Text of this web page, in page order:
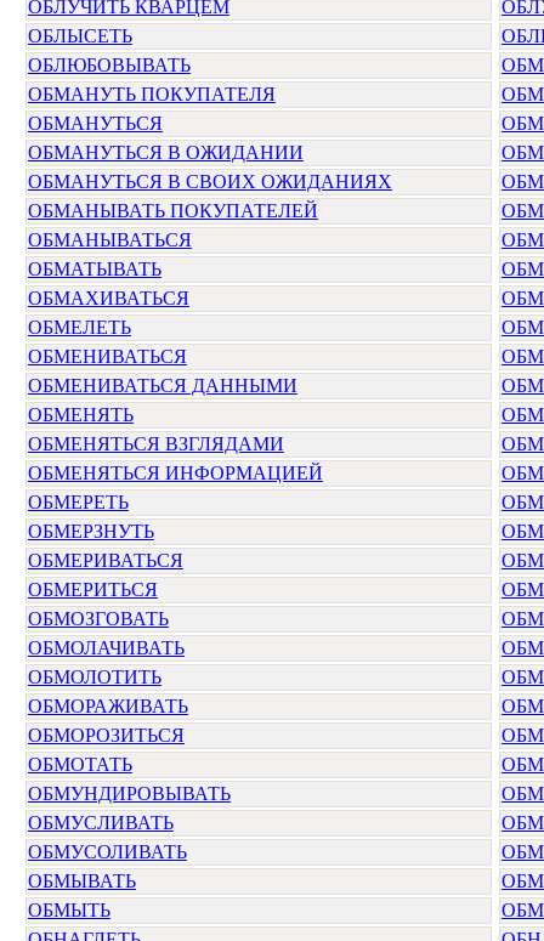
ОБЛУЧИТЬ КВАРЦЕМ
ОБЛЫСЕТЬ
ОБЛЮБОВЫВАТЬ
ОБМАНУТЬ ПОКУПАТЕЛЯ
ОБМАНУТЬСЯ
ОБМАНУТЬСЯ В ОЖИДАНИИ
ОБМАНУТЬСЯ В СВОИХ ОЖИДАНИЯХ
ОБМАНЫВАТЬ ПОКУПАТЕЛЕЙ
ОБМАНЫВАТЬСЯ
ОБМАТЫВАТЬ
ОБМАХИВАТЬСЯ
ОБМЕЛЕТЬ
ОБМЕНИВАТЬСЯ
ОБМЕНИВАТЬСЯ ДАННЫМИ
ОБМЕНЯТЬ
ОБМЕНЯТЬСЯ ВЗГЛЯДАМИ
ОБМЕНЯТЬСЯ ИНФОРМАЦИЕЙ
ОБМЕРЕТЬ
ОБМЕРЗНУТЬ
ОБМЕРИВАТЬСЯ
ОБМЕРИТЬСЯ
ОБМОЗГОВАТЬ
ОБМОЛАЧИВАТЬ
ОБМОЛОТИТЬ
ОБМОРАЖИВАТЬ
ОБМОРОЗИТЬСЯ
ОБМОТАТЬ
ОБМУНДИРОВЫВАТЬ
ОБМУСЛИВАТЬ
ОБМУСОЛИВАТЬ
ОБМЫВАТЬ
ОБМЫТЬ